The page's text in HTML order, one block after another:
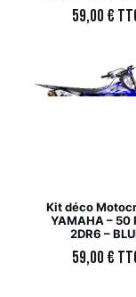
59,00€
Kit déco
YAMAHA – 50
2DR6 –
59,00€